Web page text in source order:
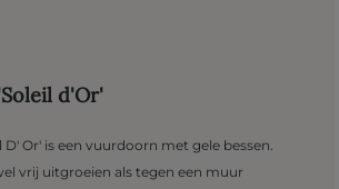
d'Or'
D' Or' is een vuurdoorn met gele bessen.
vrij uitgroeien als tegen een muur